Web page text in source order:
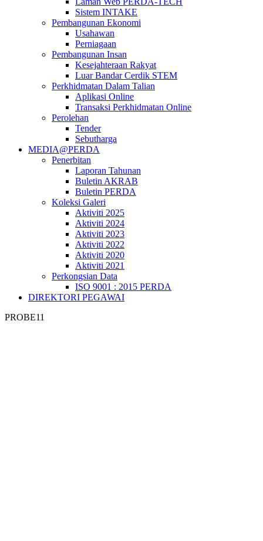
Sistem INTAKE
Pembangunan Ekonomi
Usahawan
Perniagaan
Pembangunan Insan
Kesejahteraan Rakyat
Luar Bandar Cerdik STEM
Perkhidmatan Dalam Talian
Aplikasi Online
Transaksi Perkhidmatan Online
Perolehan
Tender
Sebutharga
MEDIA@PERDA
Penerbitan
Laporan Tahunan
Buletin AKRAB
Buletin PERDA
Koleksi Galeri
Aktiviti 2025
Aktiviti 2024
Aktiviti 2023
Aktiviti 2022
Aktiviti 2020
Aktiviti 2021
Perkongsian Data
ISO 9001 : 2015 PERDA
DIREKTORI PEGAWAI